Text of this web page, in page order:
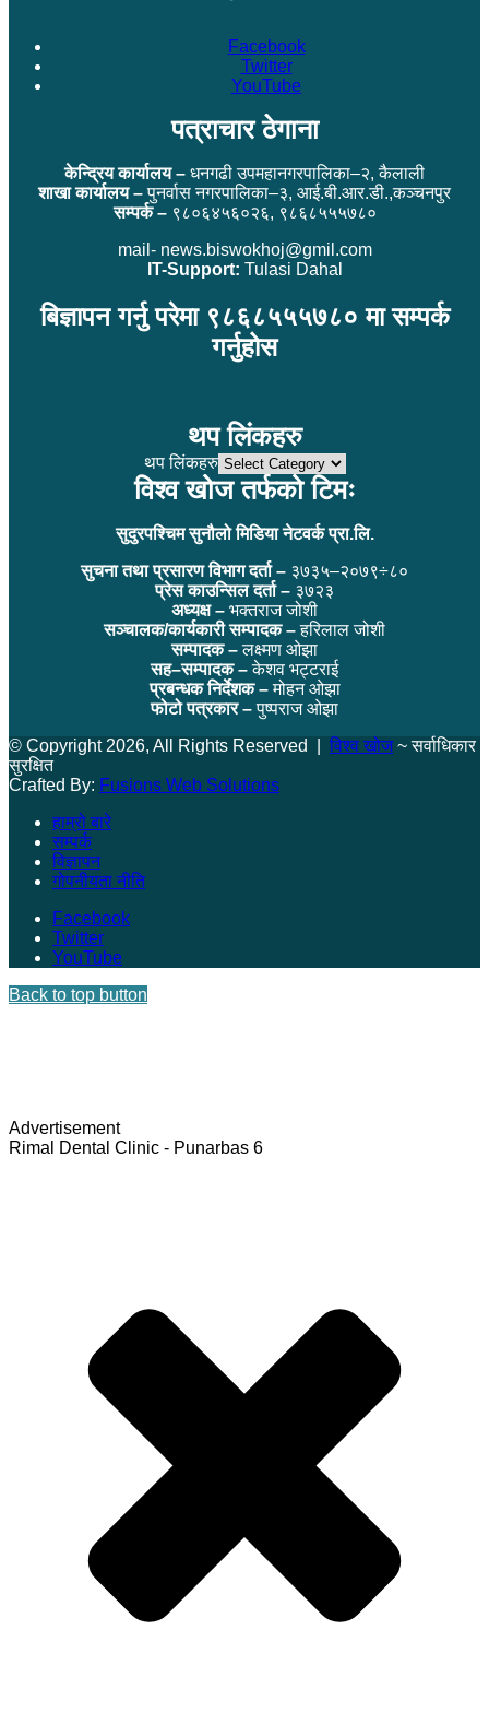
Facebook
Twitter
YouTube
पत्राचार ठेगाना
केन्द्रिय कार्यालय – धनगढी उपमहानगरपालिका–२, कैलाली
शाखा कार्यालय –पुनर्वास नगरपालिका–३, आई.बी.आर.डी.,कञ्चनपुर
सम्पर्क –९८०६४५६०२६, ९८६८५५५७८०
mail- news.biswokhoj@gmil.com
IT-Support: Tulasi Dahal
बिज्ञापन गर्नु परेमा ९८६८५५५७८० मा सम्पर्क
गर्नुहोस
थप लिंकहरु
थप लिंकहरु
विश्व खोज तर्फको टिमः
सुदुरपश्चिम सुनौलो मिडिया नेटवर्क प्रा.लि.
सुचना तथा प्रसारण विभाग दर्ता – ३७३५–२०७९÷८०
प्रेस काउन्सिल दर्ता – ३७२३
अध्यक्ष – भक्तराज जोशी
सञ्चालक/कार्यकारी सम्पादक –हरिलाल जोशी
सम्पादक –लक्ष्मण ओझा
सह–सम्पादक –केशव भट्टराई
प्रबन्धक निर्देशक –मोहन ओझा
फोटो पत्रकार –पुष्पराज ओझा
© Copyright 2026, All Rights Reserved | विश्व खोज~ सर्वाधिकार
सुरक्षित
Crafted By: Fusions Web Solutions
हाम्रो बारे
सम्पर्क
विज्ञापन
गोपनीयता नीति
Facebook
Twitter
YouTube
Back to top button
Advertisement
Rimal Dental Clinic - Punarbas 6